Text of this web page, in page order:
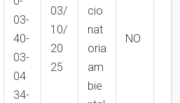
03-
40-
03-
04
34-
03/
10/
20
25
cio
nat
oria
am
bie
NO